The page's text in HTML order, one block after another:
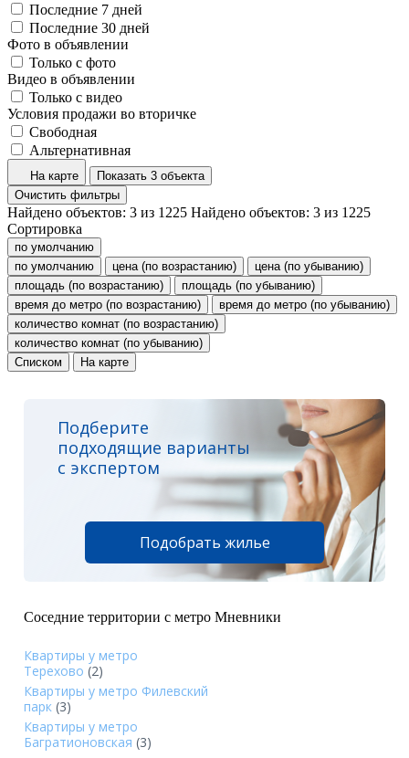
Последние 7 дней
Последние 30 дней
Фото в объявлении
Только с фото
Видео в объявлении
Только с видео
Условия продажи во вторичке
Свободная
Альтернативная
На карте
Показать 3 объекта
Очистить фильтры
Найдено объектов: 3 из 1225 Найдено объектов: 3 из 1225
Сортировка
по умолчанию
по умолчанию
цена (по возрастанию)
цена (по убыванию)
площадь (по возрастанию)
площадь (по убыванию)
время до метро (по возрастанию)
время до метро (по убыванию)
количество комнат (по возрастанию)
количество комнат (по убыванию)
Списком
На карте
Подберите
подходящие варианты
с экспертом
Подобрать жилье
Соседние территории с метро Мневники
Квартиры у метро
Терехово (2)
Квартиры у метро Филевский
парк (3)
Квартиры у метро
Багратионовская (3)